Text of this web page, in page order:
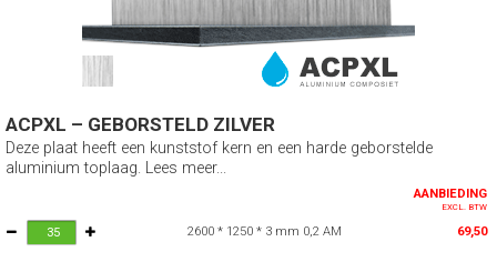
ACPXL – GEBORSTELD ZILVER
Deze plaat heeft een kunststof kern en een harde geborstelde
aluminium toplaag. Lees meer...
AANBIEDING
EXCL. BTW
2600 * 1250 * 3 mm 0,2 AM 69,50